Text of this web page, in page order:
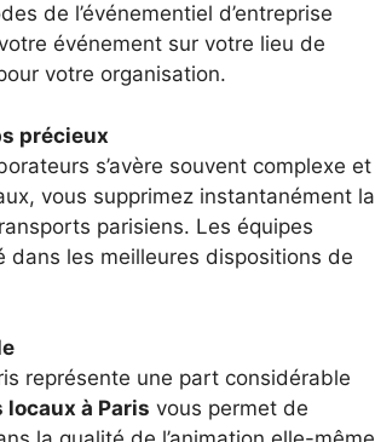
de l’événementiel d’entreprise
événement sur votre lieu de
votre organisation.
précieux
s’avère souvent complexe et
vous supprimez instantanément la
parisiens. Les équipes
dans les meilleures dispositions de
représente une part considérable
à Paris vous permet de